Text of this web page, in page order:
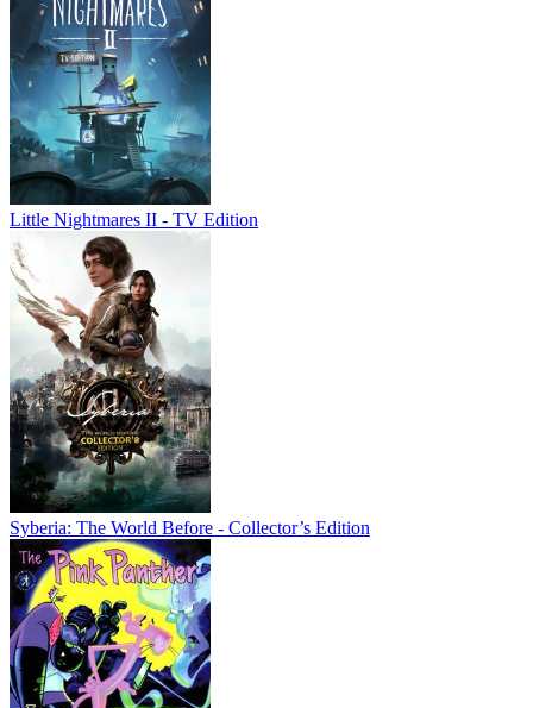
Little Nightmares II - TV Edition
Syberia: The World Before - Collector’s Edition